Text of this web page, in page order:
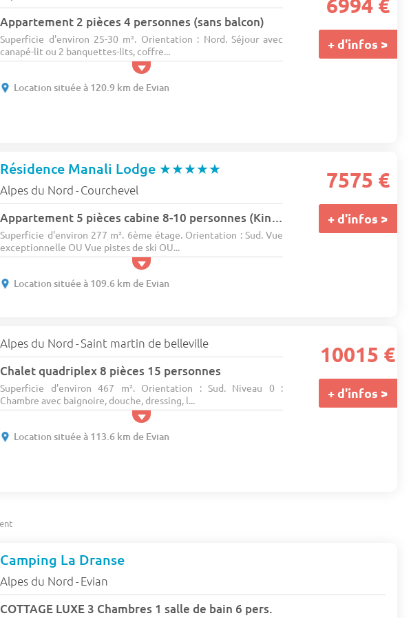
Appartement 2 pièces 4 personnes (sans balcon)
Superficie d'environ 25-30 m². Orientation : Nord. Séjour avec
canapé-lit ou 2 banquettes-lits, coffre...
Location située à 120.9 km de Evian
6994 €
+ d'infos >
Résidence Manali Lodge ★★★★★
Alpes du Nord - Courchevel
Appartement 5 pièces cabine 8-10 personnes (Kinabalu)
Superficie d'environ 277 m². 6ème étage. Orientation : Sud. Vue
exceptionnelle OU Vue pistes de ski OU...
Location située à 109.6 km de Evian
7575 €
+ d'infos >
Alpes du Nord -Saint martin de belleville
Chalet quadriplex 8 pièces 15 personnes
Superficie d'environ 467 m². Orientation : Sud. Niveau 0 :
Chambre avec baignoire, douche, dressing, l...
Location située à 113.6 km de Evian
10015 €
+ d'infos >
Camping La Dranse
Alpes du Nord - Evian
COTTAGE LUXE 3 Chambres 1 salle de bain 6 pers.